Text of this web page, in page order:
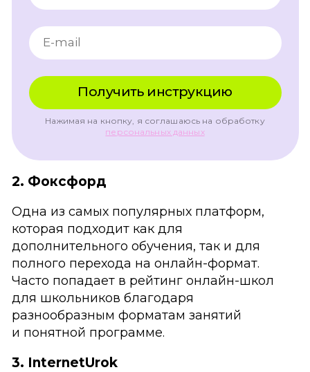
Нажимая на кнопку, я соглашаюсь на обработку
персональных данных
2. Фоксфорд
Одна из самых популярных платформ,
которая подходит как для
дополнительного обучения, так и для
полного перехода на онлайн-формат.
Часто попадает в рейтинг онлайн-школ
для школьников благодаря
разнообразным форматам занятий
и понятной программе.
3. InternetUrok